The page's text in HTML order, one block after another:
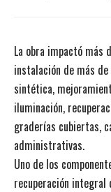
La obra impactó más
instalación de más
sintética,
iluminación,
graderías cubiertas,
administrativas.
Uno de los
recuperación integral